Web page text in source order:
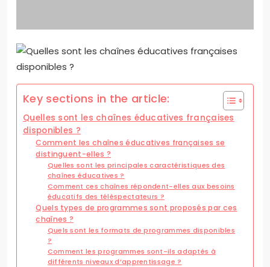
Key sections in the article:
Quelles sont les chaînes éducatives françaises
disponibles ?
Comment les chaînes éducatives françaises se
distinguent-elles ?
Quelles sont les principales caractéristiques des
chaînes éducatives ?
Comment ces chaînes répondent-elles aux besoins
éducatifs des téléspectateurs ?
Quels types de programmes sont proposés par ces
chaînes ?
Quels sont les formats de programmes disponibles
?
Comment les programmes sont-ils adaptés à
différents niveaux d’apprentissage ?